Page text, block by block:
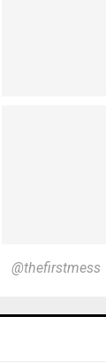
@thefirstmess